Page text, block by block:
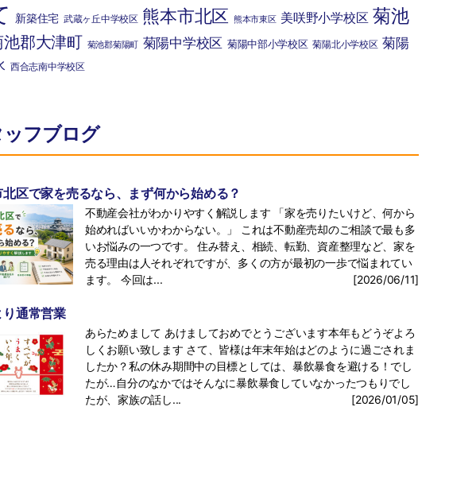
新築住宅 武蔵ヶ丘中学校区 熊本市北区 熊本市東区 美咲野小学校区 菊池
池郡大津町 菊池郡菊陽町 菊陽中学校区 菊陽中部小学校区 菊陽北小学校区 菊陽
西合志南中学校区
ッフブログ
区で家を売るなら、まず何から始める？
不動産会社がわかりやすく解説します 「家を売りたいけど、何から
始めればいいかわからない。」 これは不動産売却のご相談で最も多
いお悩みの一つです。 住み替え、相続、転勤、資産整理など、家を
売る理由は人それぞれですが、多くの方が最初の一歩で悩まれてい
ます。 今回は...
[2026/06/11]
り通常営業
あらためまして あけましておめでとうございます本年もどうぞよろ
しくお願い致します さて、皆様は年末年始はどのように過ごされま
したか？私の休み期間中の目標としては、暴飲暴食を避ける！でし
たが…自分のなかではそんなに暴飲暴食していなかったつもりでし
たが、家族の話し...
[2026/01/05]